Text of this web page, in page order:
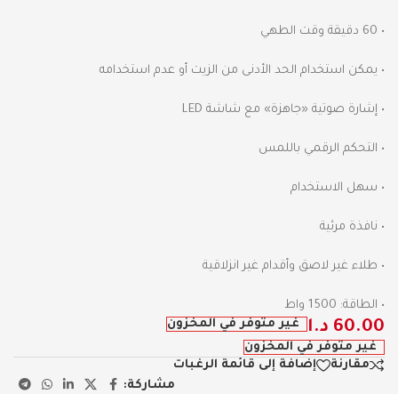
• 60 دقيقة وقت الطهي
• يمكن استخدام الحد الأدنى من الزيت أو عدم استخدامه
• إشارة صوتية «جاهزة» مع شاشة LED
• التحكم الرقمي باللمس
• سهل الاستخدام
• نافذة مرئية
• طلاء غير لاصق وأقدام غير انزلاقية
• الطاقة: 1500 واط
60.00 د.ا
غير متوفر في المخزون
غير متوفر في المخزون
مقارنة
إضافة إلى قائمة الرغبات
مشاركة: